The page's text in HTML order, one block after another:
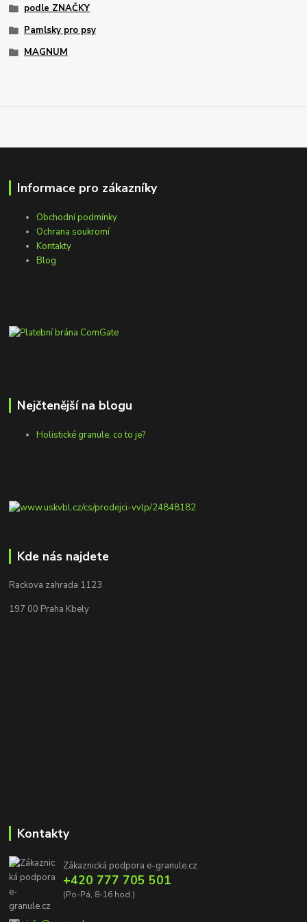
podle ZNAČKY
Pamlsky pro psy
MAGNUM
Informace pro zákazníky
Obchodní podmínky
Ochrana soukromí
Kontakty
Blog
Nejčtenější na blogu
Holistické granule, co to je?
Kde nás najdete
Rackova zahrada 1123
197 00 Praha Kbely
Kontakty
Zákaznická podpora e-granule.cz
+420 777 705 501
(Po-Pá, 8-16 hod.)